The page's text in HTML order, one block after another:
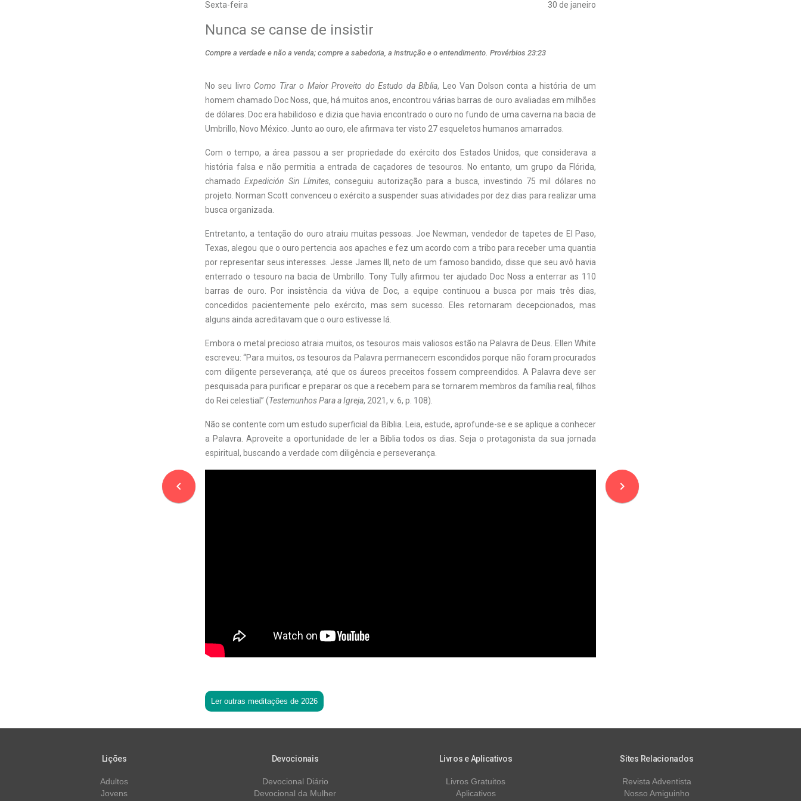
Sexta-feira 30 de janeiro
navigate_before
Nunca se canse de insistir
Compre a verdade e não a venda; compre a sabedoria, a instrução e o entendimento. Provérbios 23:23
No seu livro Como Tirar o Maior Proveito do Estudo da Bíblia, Leo Van Dolson conta a história de um
homem chamado Doc Noss, que, há muitos anos, encontrou várias barras de ouro avaliadas em milhões
de dólares. Doc era habilidoso e dizia que havia encontrado o ouro no fundo de uma caverna na bacia de
Umbrillo, Novo México. Junto ao ouro, ele afirmava ter visto 27 esqueletos humanos amarrados.
Com o tempo, a área passou a ser propriedade do exército dos Estados Unidos, que considerava a
história falsa e não permitia a entrada de caçadores de tesouros. No entanto, um grupo da Flórida,
chamadoExpedición Sin Límites, conseguiu autorização para a busca, investindo 75 mil dólares no
projeto. Norman Scott convenceu o exército a suspender suas atividades por dez dias para realizar uma
busca organizada.
Entretanto, a tentação do ouro atraiu muitas pessoas. Joe Newman, vendedor de tapetes de El Paso,
Texas, alegou que o ouro pertencia aos apaches e fez um acordo com a tribo para receber uma quantia
por representar seus interesses. Jesse James III, neto de um famoso bandido, disse que seu avô havia
enterrado o tesouro na bacia de Umbrillo. Tony Tully afirmou ter ajudado Doc Noss a enterrar as 110
barras de ouro. Por insistência da viúva de Doc, a equipe continuou a busca por mais três dias,
concedidos pacientemente pelo exército, mas sem sucesso. Eles retornaram decepcionados, mas
alguns ainda acreditavam que o ouro estivesse lá.
Embora o metal precioso atraia muitos, os tesouros mais valiosos estão na Palavra de Deus. Ellen White
escreveu: “Para muitos, os tesouros da Palavra permanecem escondidos porque não foram procurados
com diligente perseverança, até que os áureos preceitos fossem compreendidos. A Palavra deve ser
pesquisada para purificar e preparar os que a recebem para se tornarem membros da família real, filhos
do Rei celestial” (Testemunhos Para a Igreja, 2021, v. 6, p. 108).
Não se contente com um estudo superficial da Bíblia. Leia, estude, aprofunde-se e se aplique a conhecer
a Palavra. Aproveite a oportunidade de ler a Bíblia todos os dias. Seja o protagonista da sua jornada
espiritual, buscando a verdade com diligência e perseverança.
Ler outras meditações de 2026
navigate_next
Lições
Adultos
Jovens
Devocionais
Devocional Diário
Devocional da Mulher
Livros e Aplicativos
Livros Gratuitos
Aplicativos
Sites Relacionados
Revista Adventista
Nosso Amiguinho